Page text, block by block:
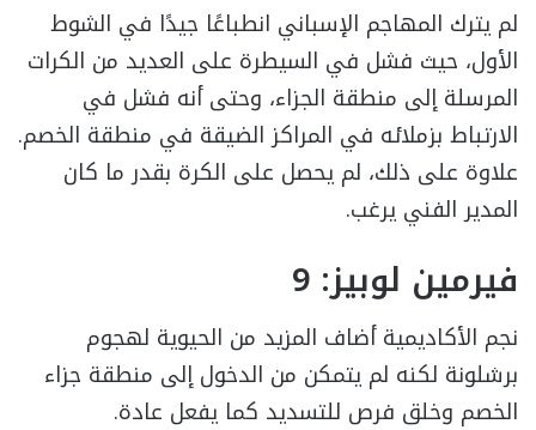
لم يترك المهاجم الإسباني انطباعًا جيدًا في الشوط
الأول، حيث فشل في السيطرة على العديد من الكرات
المرسلة إلى منطقة الجزاء، وحتى أنه فشل في
الارتباط بزملائه في المراكز الضيقة في منطقة الخصم.
علاوة على ذلك، لم يحصل على الكرة بقدر ما كان
المدير الفني يرغب.
فيرمين لوبيز: 9
نجم الأكاديمية أضاف المزيد من الحيوية لهجوم
برشلونة لكنه لم يتمكن من الدخول إلى منطقة جزاء
الخصم وخلق فرص للتسديد كما يفعل عادة.